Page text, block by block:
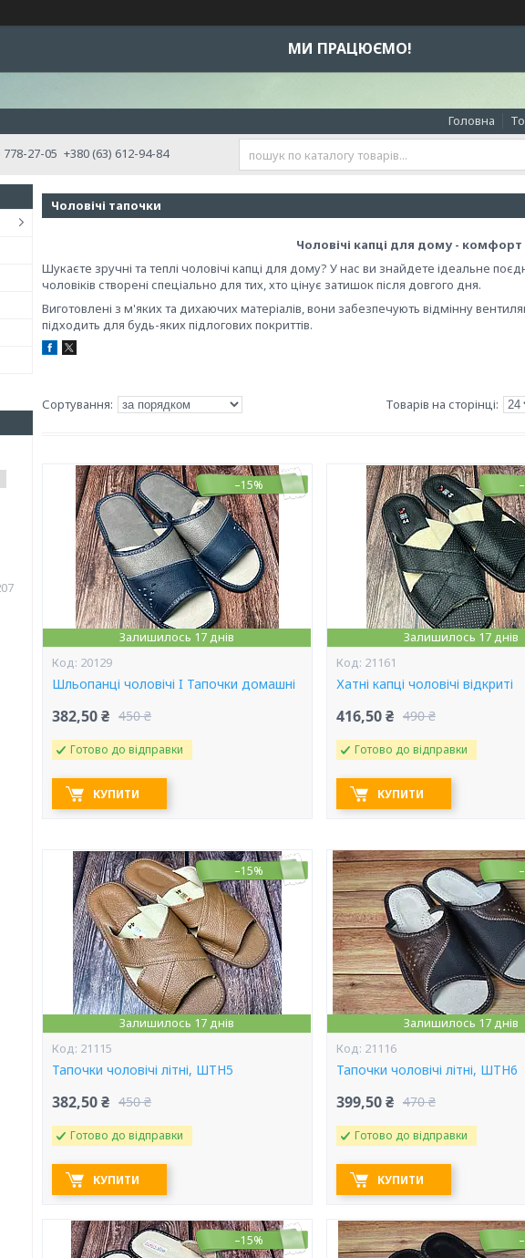
МИ ПРАЦЮЄМО!
Головна
778-27-05 +380 (63) 612-94-84
Чоловічі тапочки
Чоловічі капці для дому -
Шукаєте зручні та теплі чоловічі капці для дому? У нас ви знайдете ідеальне
чоловіків створені спеціально для тих, хто цінує затишок після довгого дня.
Виготовлені з м'яких та дихаючих матеріалів, вони забезпечують відмінну
підходить для будь-яких підлогових покриттів.
–15%
Залишилось 17 днів
20129
Шльопанці чоловічі I Тапочки домашні
382,50 ₴ 450 ₴
Готово до відправки
КУПИТИ
Залишилось 17 днів
21161
Хатні капці чоловічі відкриті
416,50 ₴ 490 ₴
Готово до відправки
КУПИТИ
–15%
Залишилось 17 днів
21115
Тапочки чоловічі літні, ШТН5
382,50 ₴ 450 ₴
Готово до відправки
КУПИТИ
Залишилось 17 днів
21116
Тапочки чоловічі літні, ШТН6
399,50 ₴ 470 ₴
Готово до відправки
КУПИТИ
–15%